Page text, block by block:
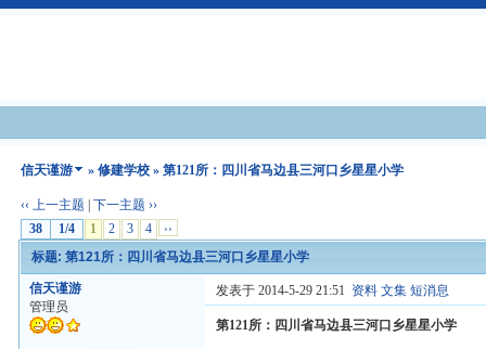
信天谨游 »修建学校 » 第121所：四川省马边县三河口乡星星小学
‹‹ 上一主题 |下一主题 ››
38
1/4 1 2 3 4 ››
标题: 第121所：四川省马边县三河口乡星星小学
信天谨游
管理员
发表于 2014-5-29 21:51 资料 文集 短消息
第121所：四川省马边县三河口乡星星小学